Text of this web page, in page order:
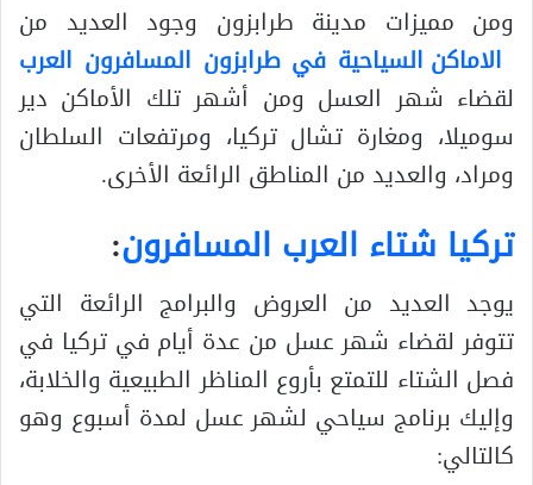
ومن مميزات مدينة طرابزون وجود العديد من
الاماكن السياحية في طرابزون المسافرون العرب
لقضاء شهر العسل ومن أشهر تلك الأماكن دير
سوميلا، ومغارة تشال تركيا، ومرتفعات السلطان
ومراد، والعديد من المناطق الرائعة الأخرى.
تركيا شتاء العرب المسافرون:
يوجد العديد من العروض والبرامج الرائعة التي
تتوفر لقضاء شهر عسل من عدة أيام في تركيا في
فصل الشتاء للتمتع بأروع المناظر الطبيعية والخلابة،
وإليك برنامج سياحي لشهر عسل لمدة أسبوع وهو
كالتالي: